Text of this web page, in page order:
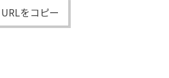
をコピー